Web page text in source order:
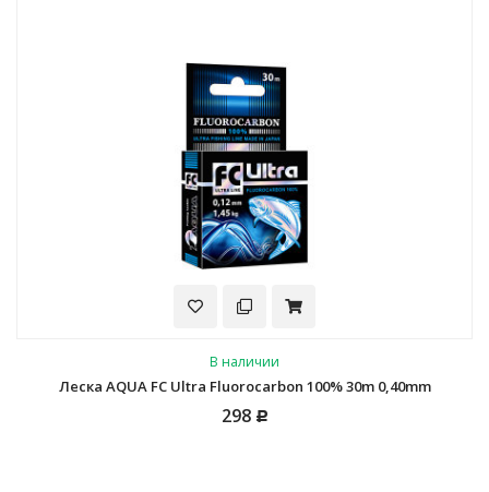
В наличии
Леска AQUA FC Ultra Fluorocarbon 100% 30m 0,40mm
298 Р